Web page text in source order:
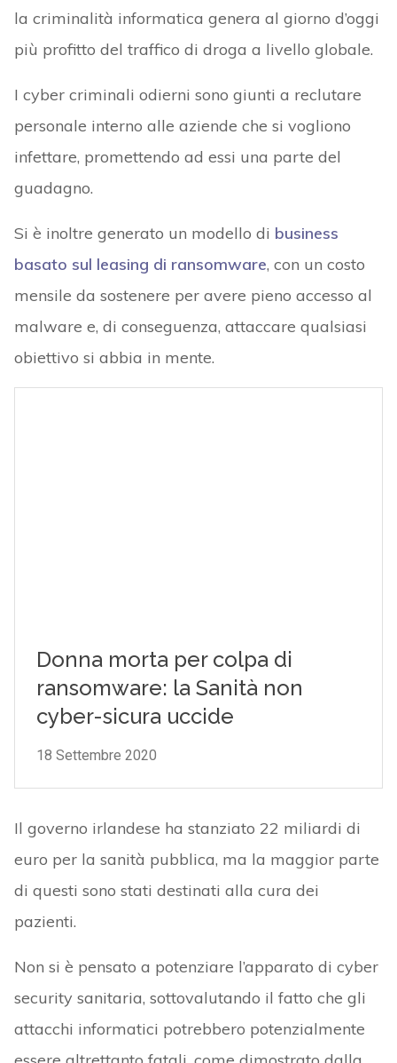
la criminalità informatica genera al giorno d’oggi
più profitto del traffico di droga a livello globale.
I cyber criminali odierni sono giunti a reclutare
personale interno alle aziende che si vogliono
infettare, promettendo ad essi una parte del
guadagno.
Si è inoltre generato un modello di business
basato sul leasing di ransomware, con un costo
mensile da sostenere per avere pieno accesso al
malware e, di conseguenza, attaccare qualsiasi
obiettivo si abbia in mente.
Il governo irlandese ha stanziato 22 miliardi di
euro per la sanità pubblica, ma la maggior parte
di questi sono stati destinati alla cura dei
pazienti.
Non si è pensato a potenziare l’apparato di cyber
security sanitaria, sottovalutando il fatto che gli
attacchi informatici potrebbero potenzialmente